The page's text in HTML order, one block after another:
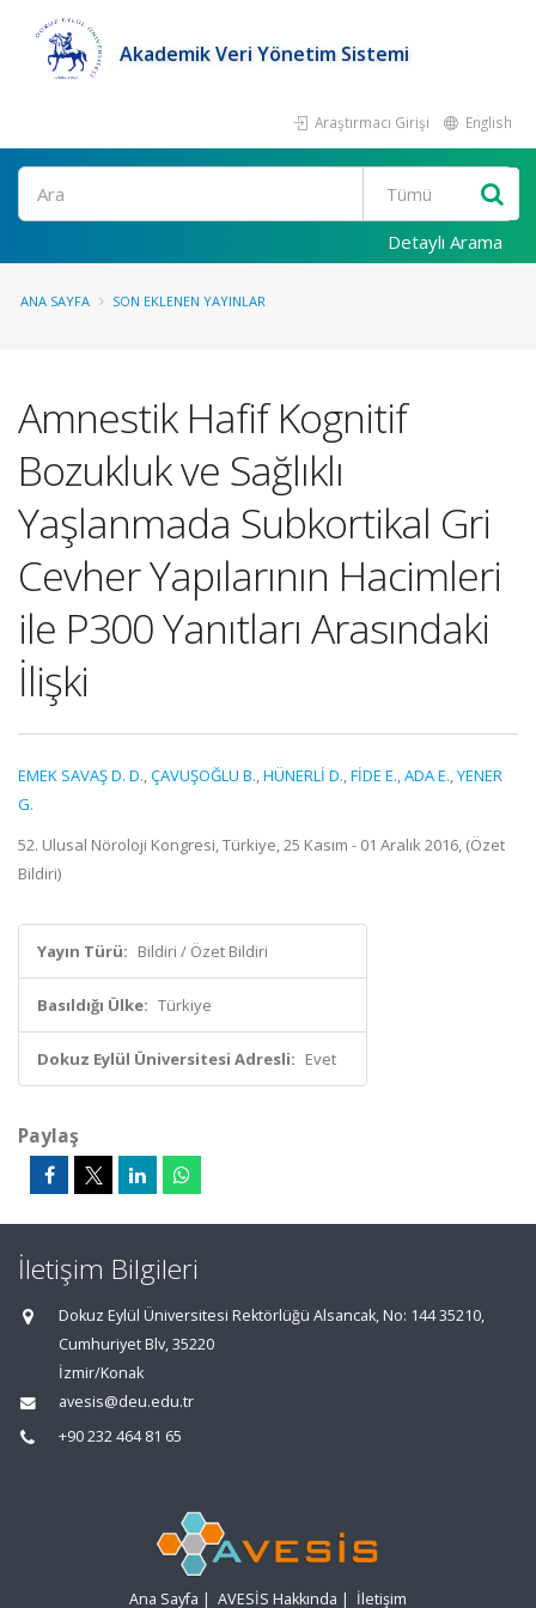
Akademik Veri Yönetim Sistemi
Araştırmacı Girişi English
Ara
Detaylı Arama
ANA SAYFA SON EKLENEN YAYINLAR
Amnestik Hafif Kognitif
Bozukluk ve Sağlıklı
Yaşlanmada Subkortikal Gri
Cevher Yapılarının Hacimleri
ile P300 Yanıtları Arasındaki
İlişki
EMEK SAVAŞ D. D.,ÇAVUŞOĞLU B.,HÜNERLİ D.,FİDE E.,ADA E.,YENER
G.
52. Ulusal Nöroloji Kongresi, Türkiye, 25 Kasım - 01 Aralık 2016, (Özet
Bildiri)
Yayın Türü: Bildiri / Özet Bildiri
Basıldığı Ülke: Türkiye
Dokuz Eylül Üniversitesi Adresli: Evet
Paylaş
İletişim Bilgileri
Dokuz Eylül Üniversitesi Rektörlüğü Alsancak, No: 144 35210,
Cumhuriyet Blv, 35220
İzmir/Konak
avesis@deu.edu.tr
+90 232 464 81 65
Ana Sayfa | AVESİS Hakkında | İletişim